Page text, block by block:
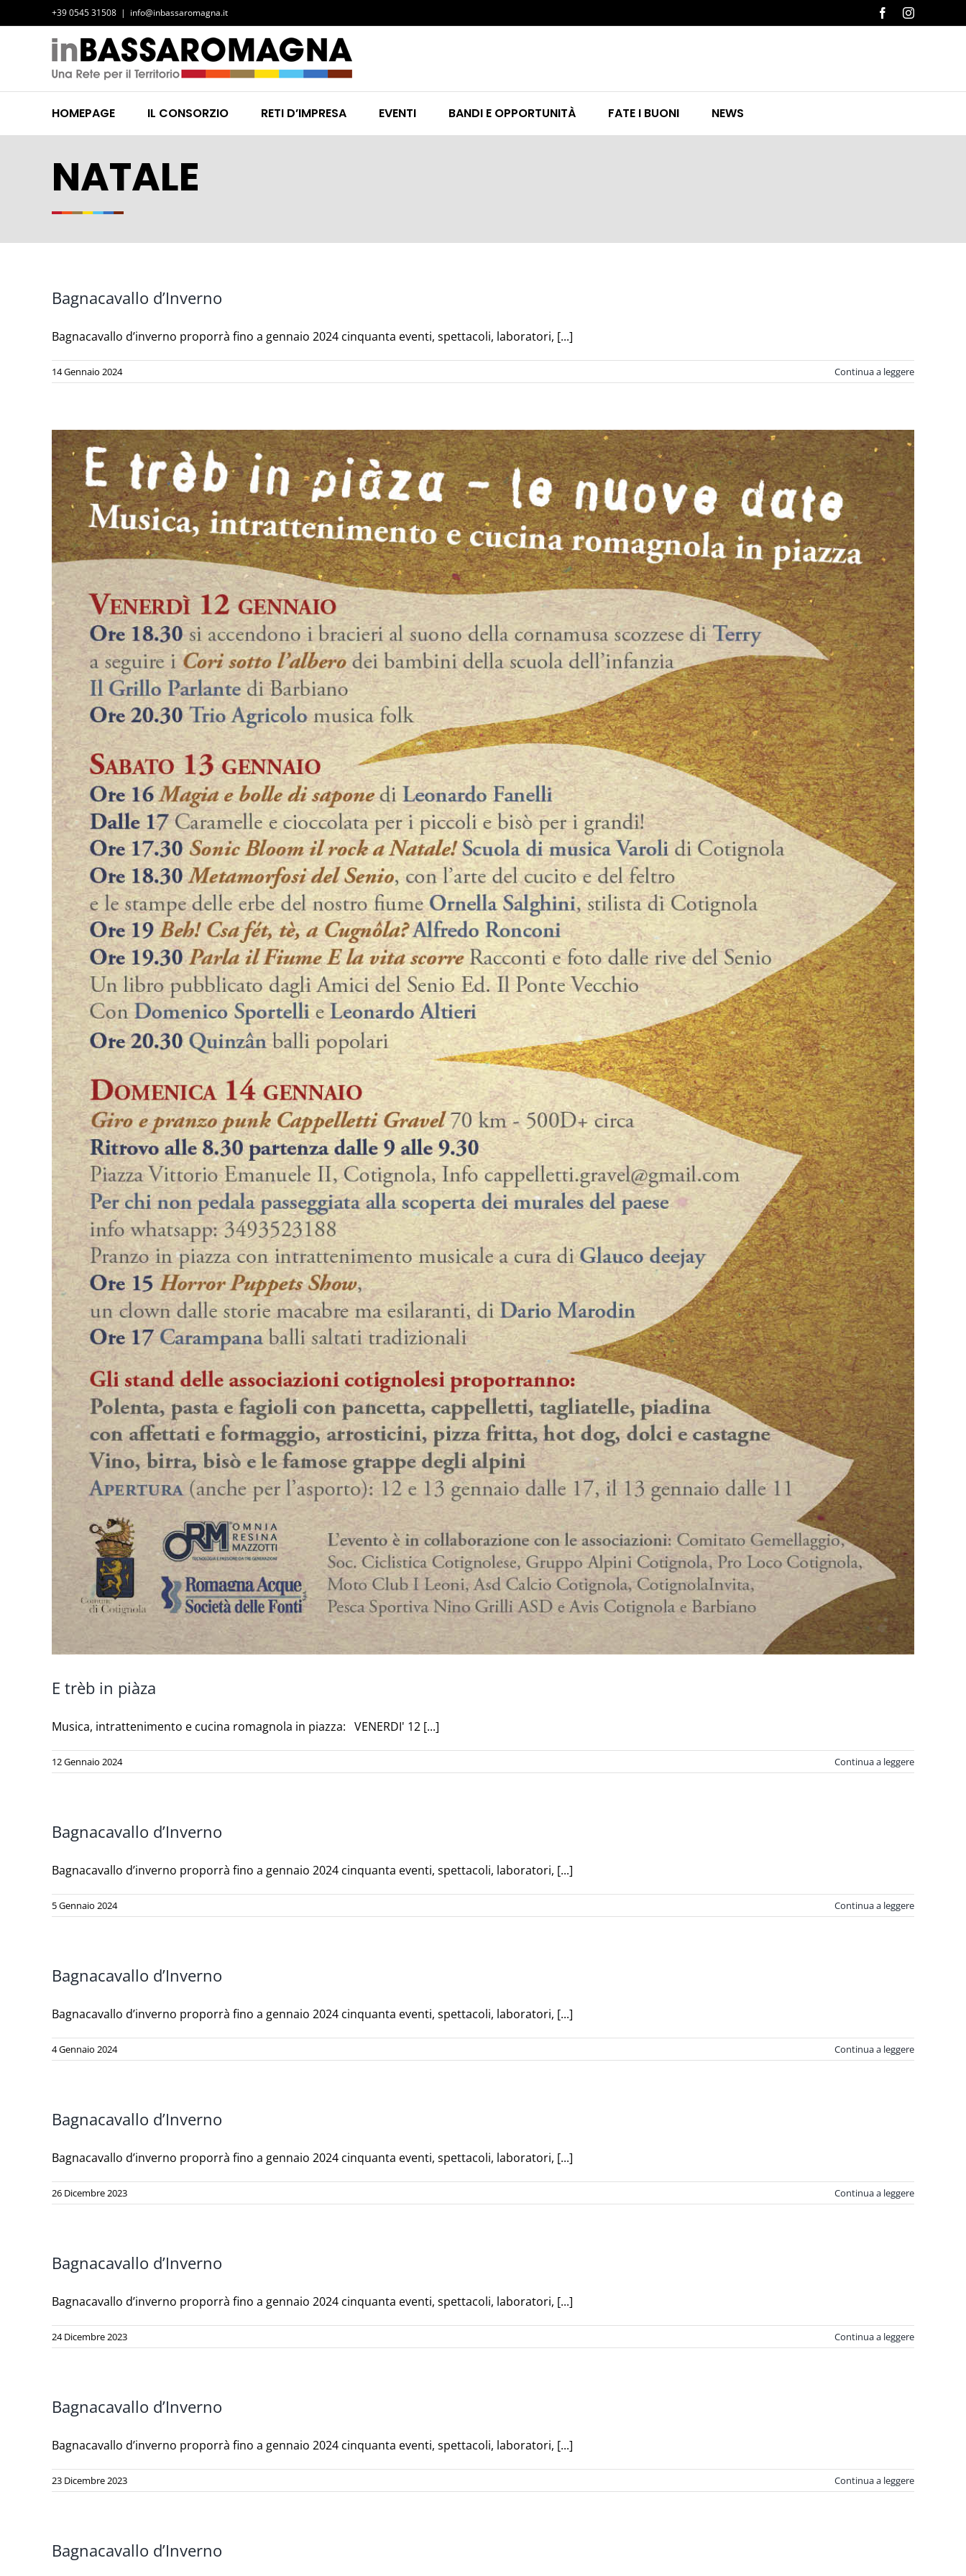
al
contenuto
+39 0545 31508 | info@inbassaromagna.it FacebookInstagram
HOMEPAGE IL CONSORZIO RETI D’IMPRESA EVENTI BANDI E OPPORTUNITÀ FATE I BUONI NEWS
NATALE
Bagnacavallo d’Inverno
Bagnacavallo d’inverno proporrà fino a gennaio 2024 cinquanta eventi, spettacoli, laboratori, [...]
14 Gennaio 2024 Continua a leggere
E trèb in piàza
Musica, intrattenimento e cucina romagnola in piazza: VENERDI' 12 [...]
12 Gennaio 2024 Continua a leggere
Bagnacavallo d’Inverno
Bagnacavallo d’inverno proporrà fino a gennaio 2024 cinquanta eventi, spettacoli, laboratori, [...]
5 Gennaio 2024 Continua a leggere
Bagnacavallo d’Inverno
Bagnacavallo d’inverno proporrà fino a gennaio 2024 cinquanta eventi, spettacoli, laboratori, [...]
4 Gennaio 2024 Continua a leggere
Bagnacavallo d’Inverno
Bagnacavallo d’inverno proporrà fino a gennaio 2024 cinquanta eventi, spettacoli, laboratori, [...]
26 Dicembre 2023 Continua a leggere
Bagnacavallo d’Inverno
Bagnacavallo d’inverno proporrà fino a gennaio 2024 cinquanta eventi, spettacoli, laboratori, [...]
24 Dicembre 2023 Continua a leggere
Bagnacavallo d’Inverno
Bagnacavallo d’inverno proporrà fino a gennaio 2024 cinquanta eventi, spettacoli, laboratori, [...]
23 Dicembre 2023 Continua a leggere
Bagnacavallo d’Inverno